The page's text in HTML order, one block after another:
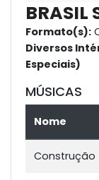
BRASIL
Formato(s):
Diversos
Especiais)
MÚSICAS
Nome
Construção